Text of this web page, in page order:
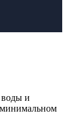
воды и
минимальном